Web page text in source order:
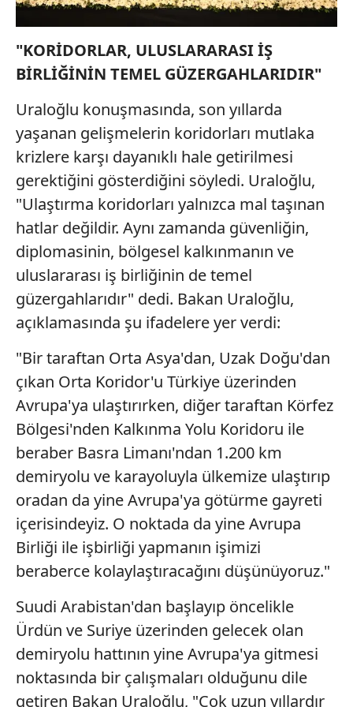
kılınması ve kişiselleştirilmesi ve sizlere yönelik
sınırlı olarak açık rızanız dahilinde kullanılacaktır.
vasıtasıyla belirleyebilirsiniz. Çerezlere ilişkin detaylı bilgi
için Ayarlar butonuna tıklayabilir,Çerez Bilgilendirme
Metnimizi
ziyaret edebilirsiniz.
6698 sayılı Kişisel Verilerin Korunması Kanunu uyarınca
hazırlanmış Aydınlatma Metnimizi okumak ve sitemizde
ilgili mevzuata uygun olarak kullanılan çerezlerle ilgili bilgi
almak için lütfen
tıklayınız
"KORİDORLAR, ULUSLARARASI İŞ
BİRLİĞİNİN TEMEL GÜZERGAHLARIDIR"
Uraloğlu konuşmasında, son yıllarda
yaşanan gelişmelerin koridorları mutlaka
krizlere karşı dayanıklı hale getirilmesi
gerektiğini gösterdiğini söyledi. Uraloğlu,
"Ulaştırma koridorları yalnızca mal taşınan
hatlar değildir. Aynı zamanda güvenliğin,
diplomasinin, bölgesel kalkınmanın ve
uluslararası iş birliğinin de temel
güzergahlarıdır" dedi. Bakan Uraloğlu,
açıklamasında şu ifadelere yer verdi:
"Bir taraftan Orta Asya'dan, Uzak Doğu'dan
çıkan Orta Koridor'u Türkiye üzerinden
Avrupa'ya ulaştırırken, diğer taraftan Körfez
Bölgesi'nden Kalkınma Yolu Koridoru ile
beraber Basra Limanı'ndan 1.200 km
demiryolu ve karayoluyla ülkemize ulaştırıp
oradan da yine Avrupa'ya götürme gayreti
içerisindeyiz. O noktada da yine Avrupa
Birliği ile işbirliği yapmanın işimizi
beraberce kolaylaştıracağını düşünüyoruz."
Suudi Arabistan'dan başlayıp öncelikle
Ürdün ve Suriye üzerinden gelecek olan
demiryolu hattının yine Avrupa'ya gitmesi
noktasında bir çalışmaları olduğunu dile
getiren Bakan Uraloğlu, "Çok uzun yıllardır